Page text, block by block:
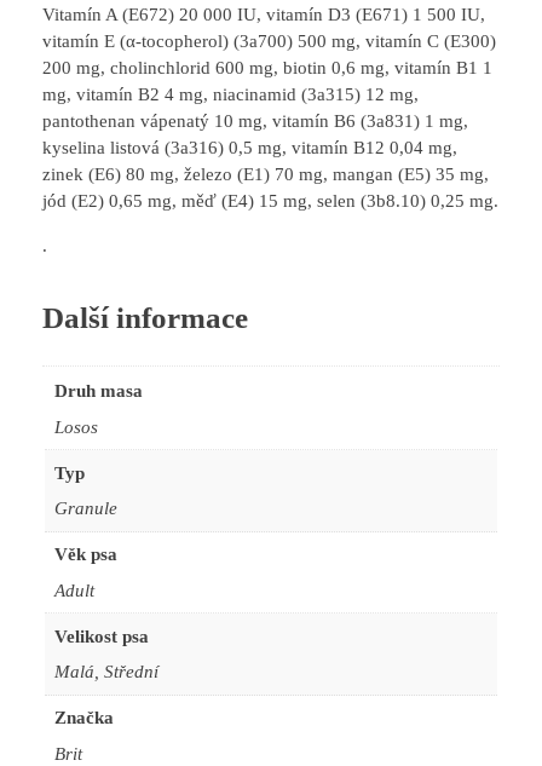
Vitamín A (E672) 20 000 IU, vitamín D3 (E671) 1 500 IU,
vitamín E (α-tocopherol) (3a700) 500 mg, vitamín C (E300)
200 mg, cholinchlorid 600 mg, biotin 0,6 mg, vitamín B1 1
mg, vitamín B2 4 mg, niacinamid (3a315) 12 mg,
pantothenan vápenatý 10 mg, vitamín B6 (3a831) 1 mg,
kyselina listová (3a316) 0,5 mg, vitamín B12 0,04 mg,
zinek (E6) 80 mg, železo (E1) 70 mg, mangan (E5) 35 mg,
jód (E2) 0,65 mg, měď (E4) 15 mg, selen (3b8.10) 0,25 mg.
.
Další informace
Druh masa
Losos
Typ
Granule
Věk psa
Adult
Velikost psa
Malá, Střední
Značka
Brit